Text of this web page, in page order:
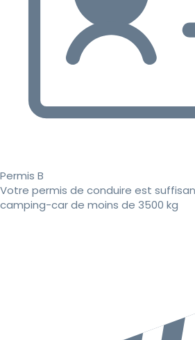
Permis B
Votre permis de conduire est
camping-car de moins de 3500 kg